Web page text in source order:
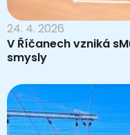
24. 4. 2026
V Říčanech vzniká
smysly